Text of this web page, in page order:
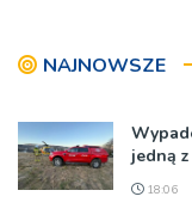
NAJNOWSZE
jedną
18:06